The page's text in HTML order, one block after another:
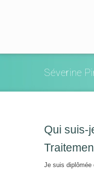
Séverine
Qui suis-
Je suis diplômée